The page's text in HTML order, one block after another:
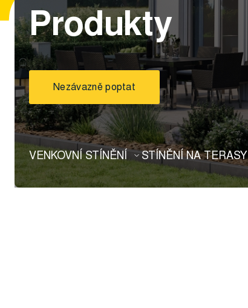
Produkty
Nezávazně poptat
VENKOVNÍ STÍNĚNÍ STÍNĚNÍ NA TERASY